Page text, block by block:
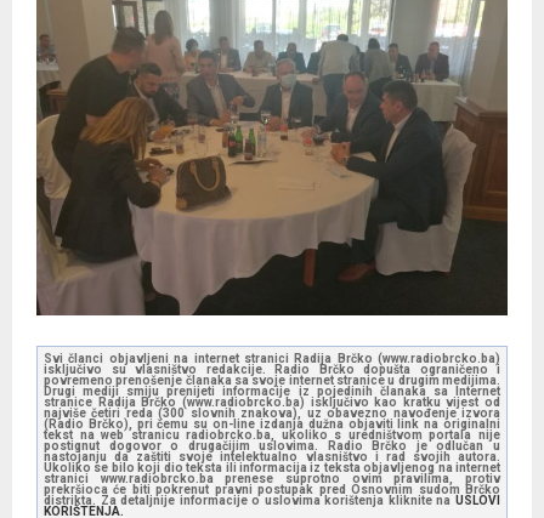
Svi članci objavljeni na internet stranici Radija Brčko (www.radiobrcko.ba)
isključivo su vlasništvo redakcije. Radio Brčko dopušta ograničeno i
povremeno prenošenje članaka sa svoje internet stranice u drugim medijima.
Drugi mediji smiju prenijeti informacije iz pojedinih članaka sa Internet
stranice Radija Brčko (www.radiobrcko.ba) isključivo kao kratku vijest od
najviše četiri reda (300 slovnih znakova), uz obavezno navođenje izvora
(Radio Brčko), pri čemu su on-line izdanja dužna objaviti link na originalni
tekst na web stranicu radiobrcko.ba, ukoliko s uredništvom portala nije
postignut dogovor o drugačijim uslovima. Radio Brčko je odlučan u
nastojanju da zaštiti svoje intelektualno vlasništvo i rad svojih autora.
Ukoliko se bilo koji dio teksta ili informacija iz teksta objavljenog na internet
stranici www.radiobrcko.ba prenese suprotno ovim pravilima, protiv
prekršioca će biti pokrenut pravni postupak pred Osnovnim sudom Brčko
distrikta. Za detaljnije informacije o uslovima korištenja kliknite na USLOVI
KORIŠTENJA.